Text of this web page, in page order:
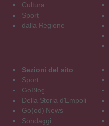
Cultura
Sport
dalla Regione
Sezioni del sito
Sport
GoBlog
Della Storia d'Empoli
Go(od) News
Sondaggi